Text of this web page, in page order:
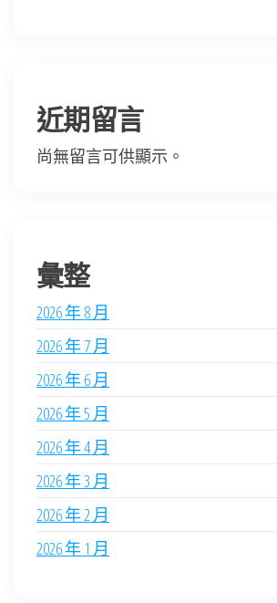
近期留言
尚無留言可供顯示。
彙整
2026 年 8 月
2026 年 7 月
2026 年 6 月
2026 年 5 月
2026 年 4 月
2026 年 3 月
2026 年 2 月
2026 年 1 月